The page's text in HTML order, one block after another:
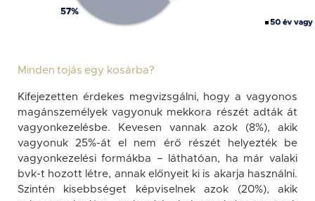
Minden tojás egy kosárba?
Kifejezetten érdekes megvizsgálni, hogy a vagyonos
magánszemélyek vagyonuk mekkora részét adták át
vagyonkezelésbe. Kevesen vannak azok (8%), akik
vagyonuk 25%-át el nem érő részét helyezték be
vagyonkezelési formákba – láthatóan, ha már valaki
bvk-t hozott létre, annak előnyeit ki is akarja használni.
Szintén kisebbséget képviselnek azok (20%), akik